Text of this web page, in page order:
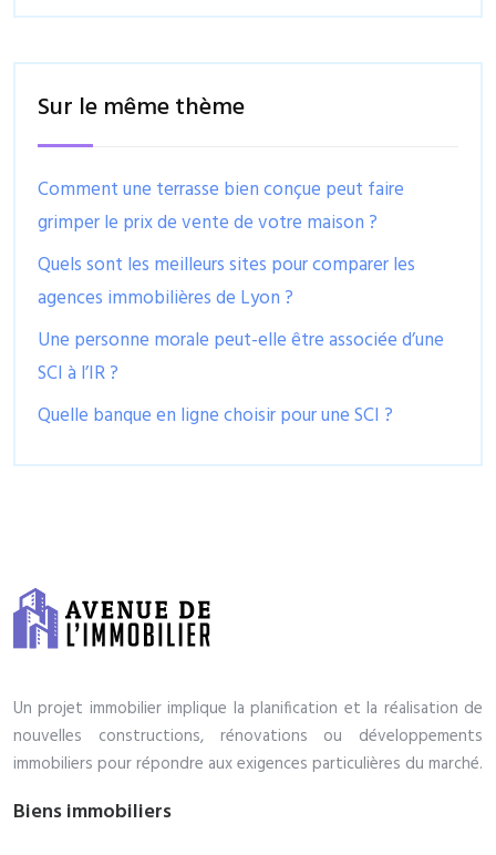
Sur le même thème
Comment une terrasse bien conçue peut faire
grimper le prix de vente de votre maison ?
Quels sont les meilleurs sites pour comparer les
agences immobilières de Lyon ?
Une personne morale peut-elle être associée d’une
SCI à l’IR ?
Quelle banque en ligne choisir pour une SCI ?
Un projet immobilier implique la planification et la réalisation de
nouvelles constructions, rénovations ou développements
immobiliers pour répondre aux exigences particulières du marché.
Biens immobiliers